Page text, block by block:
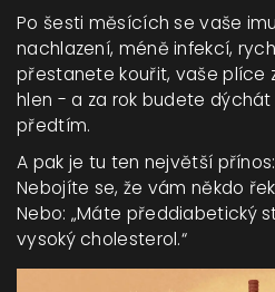
Po šesti měsících se vaše
nachlazení, méně infekcí,
přestanete kouřit, vaše plíce
hlen - a za rok budete dýchát
předtím.
A pak je tu ten největší
Nebojíte se, že vám někdo
Nebo: „Máte předdiabetický
vysoký cholesterol.“